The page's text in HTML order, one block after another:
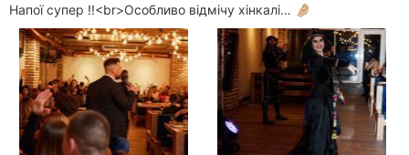
Напої супер !!<br>Особливо відмічу хінкалі… 🤌🏼